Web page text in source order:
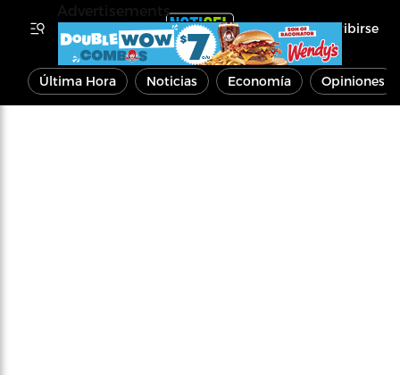
Inscribirse
Última Hora Noticias Economía Opiniones
Advertisements